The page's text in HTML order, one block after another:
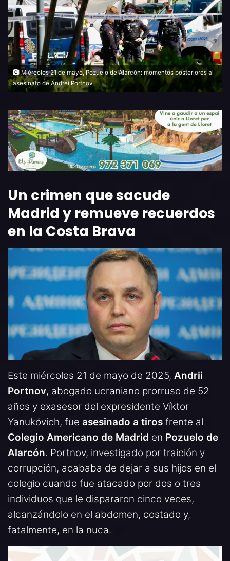
Miércoles 21 de mayo, Pozuelo de Alarcón: momentos posteriores al
asesinato de Andréi Portnov
Un crimen que sacude
Madrid y remueve recuerdos
en la Costa Brava
Este miércoles 21 de mayo de 2025, Andrii
Portnov, abogado ucraniano prorruso de 52
años y exasesor del expresidente Víktor
Yanukóvich, fue asesinado a tiros frente al
Colegio Americano de Madrid en Pozuelo de
Alarcón. Portnov, investigado por traición y
corrupción, acababa de dejar a sus hijos en el
colegio cuando fue atacado por dos o tres
individuos que le dispararon cinco veces,
alcanzándolo en el abdomen, costado y,
fatalmente, en la nuca.